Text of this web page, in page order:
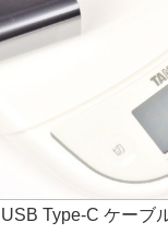
Type-C ケーブ